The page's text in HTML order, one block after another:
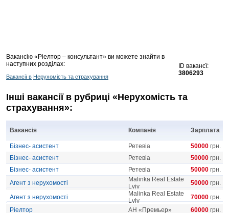
Вакансію «Ріелтор – консультант» ви можете знайти в
наступних розділах:
Вакансії в Нерухомість та страхування
ID вакансї:
3806293
Інші вакансії в рубриці «Нерухомість та
страхування»:
Вакансія Компанія Зарплата
Бізнес- асистент Ретевіа 50000 грн.
Бізнес- асистент
Ретевіа 50000 грн.
Бізнес- асистент
Ретевіа 50000 грн.
Агент з нерухомості
Malinka Real Estate
Lviv
50000 грн.
Агент з нерухомості
Malinka Real Estate
Lviv
70000 грн.
Ріелтор
АН «Премьер» 60000 грн.